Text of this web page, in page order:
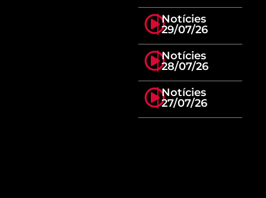
Notícies
29/07/26
Notícies
28/07/26
Notícies
27/07/26